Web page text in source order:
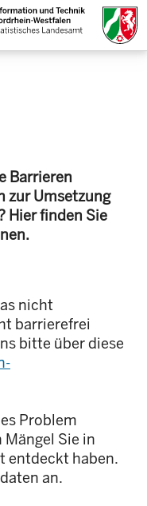
Barrieren
zur Umsetzung
Hier finden Sie
nicht
barrierefrei
bitte über diese
Problem
Sie in
entdeckt haben.
an.